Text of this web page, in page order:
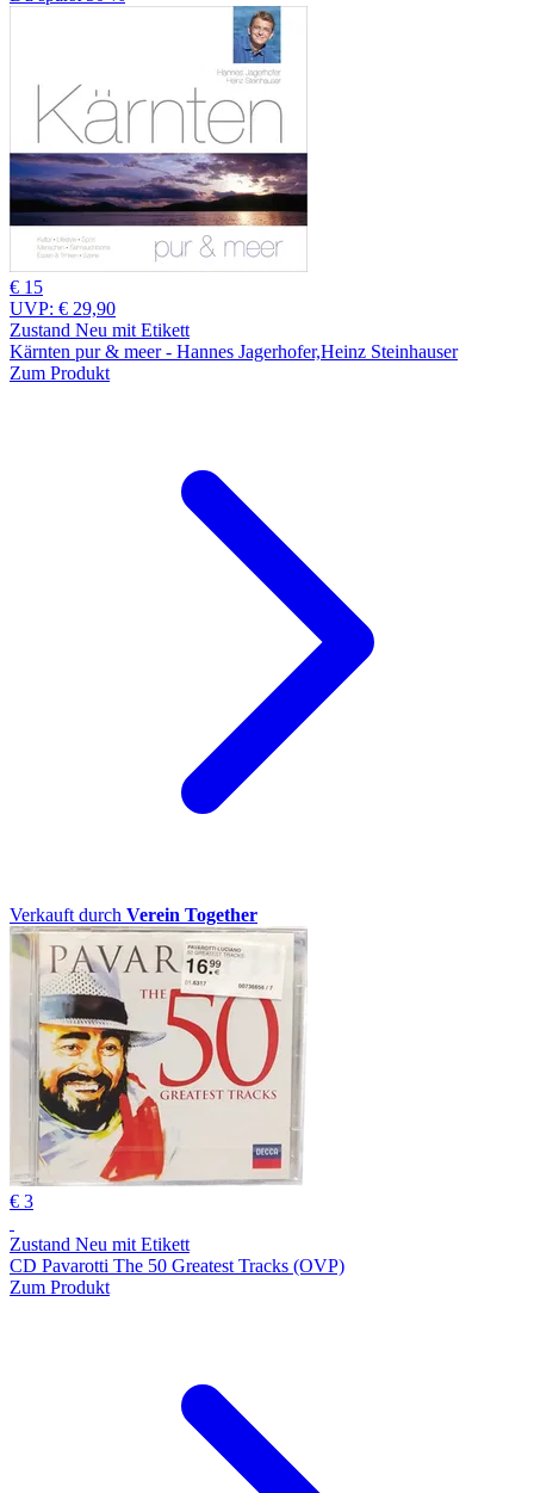
€ 15
UVP: € 29,90
Zustand Neu mit Etikett
Kärnten pur & meer - Hannes Jagerhofer,Heinz Steinhauser
Zum Produkt
Verkauft durch Verein Together
€ 3
Zustand Neu mit Etikett
CD Pavarotti The 50 Greatest Tracks (OVP)
Zum Produkt